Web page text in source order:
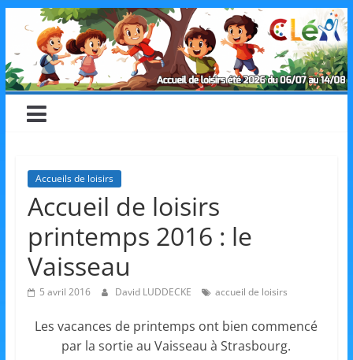
content
CLéA
–
les
l'éducation
Accueils de loisirs
Accueil de loisirs
printemps 2016 : le
Vaisseau
5 avril 2016 David LUDDECKE accueil de loisirs
Les vacances de printemps ont bien commencé
par la sortie au Vaisseau à Strasbourg.